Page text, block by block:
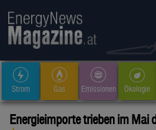
Strom Gas Emissionen Ökologie
Energieimporte trieben im Mai